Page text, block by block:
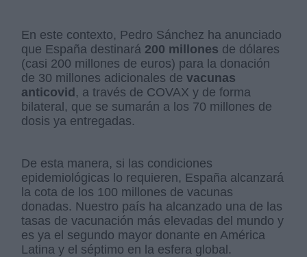
En este contexto, Pedro Sánchez ha anunciado
que España destinará 200 millones de dólares
(casi 200 millones de euros) para la donación
de 30 millones adicionales de vacunas
anticovid, a través de COVAX y de forma
bilateral, que se sumarán a los 70 millones de
dosis ya entregadas.
De esta manera, si las condiciones
epidemiológicas lo requieren, España alcanzará
la cota de los 100 millones de vacunas
donadas. Nuestro país ha alcanzado una de las
tasas de vacunación más elevadas del mundo y
es ya el segundo mayor donante en América
Latina y el séptimo en la esfera global.